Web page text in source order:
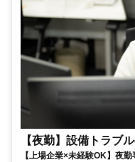
【夜勤】設備トラブ
【上場企業×未経験OK】夜